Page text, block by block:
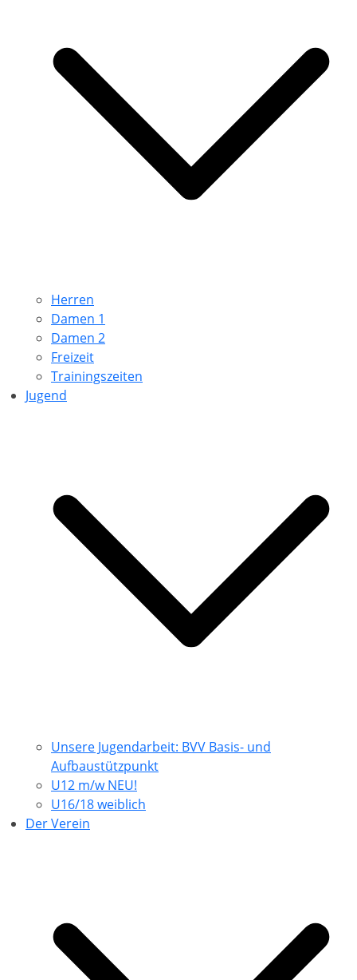
Herren
Damen 1
Damen 2
Freizeit
Trainingszeiten
Jugend
Unsere Jugendarbeit: BVV Basis- und
Aufbaustützpunkt
U12 m/w NEU!
U16/18 weiblich
Der Verein